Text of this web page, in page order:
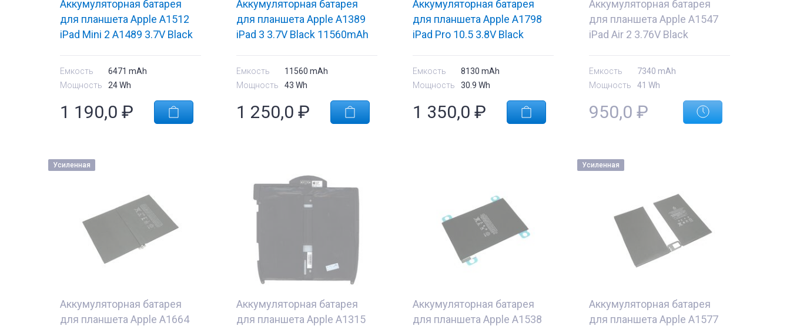
Комплектующие
Аккумуляторная батарея
для планшета Apple A1512
iPad Mini 2 A1489 3.7V Black
Емкость
6471 mAh
Мощность
24 Wh
1 190,0 ₽
Аккумуляторная батарея
для планшета Apple A1389
iPad 3 3.7V Black 11560mAh
Емкость
11560 mAh
Мощность
43 Wh
1 250,0 ₽
Аккумуляторная батарея
для планшета Apple A1798
iPad Pro 10.5 3.8V Black
Емкость
8130 mAh
Мощность
30.9 Wh
1 350,0 ₽
Аккумуляторная батарея
для планшета Apple A1547
iPad Air 2 3.76V Black
Емкость
7340 mAh
Мощность
41 Wh
950,0 ₽
Усиленная
Аккумуляторная батарея
для планшета Apple A1664
Аккумуляторная батарея
для планшета Apple A1315
Аккумуляторная батарея
для планшета Apple A1538
Усиленная
Аккумуляторная батарея
для планшета Apple A1577